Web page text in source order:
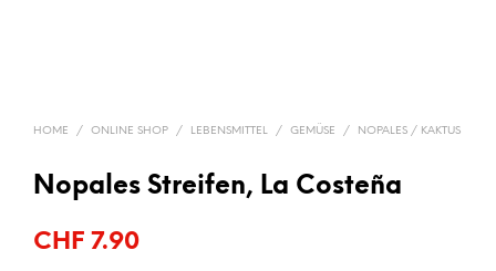
HOME / ONLINE SHOP / LEBENSMITTEL / GEMÜSE / NOPALES / KAKTUS
Nopales Streifen, La Costeña
CHF 7.90